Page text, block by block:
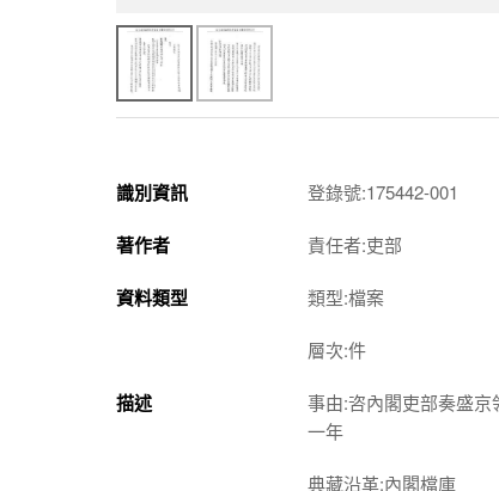
識別資訊 登錄號:175442-001
著作者 責任者:吏部
資料類型 類型:檔案
層次:件
描述
事由:咨內閣吏部奏盛
一年
典藏沿革:內閣檔庫